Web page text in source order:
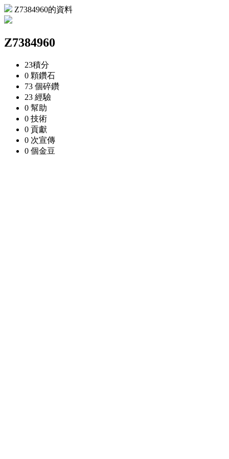
Z7384960的資料
Z7384960
23積分
0 顆鑽石
73 個碎鑽
23 經驗
0 幫助
0 技術
0 貢獻
0 次宣傳
0 個金豆